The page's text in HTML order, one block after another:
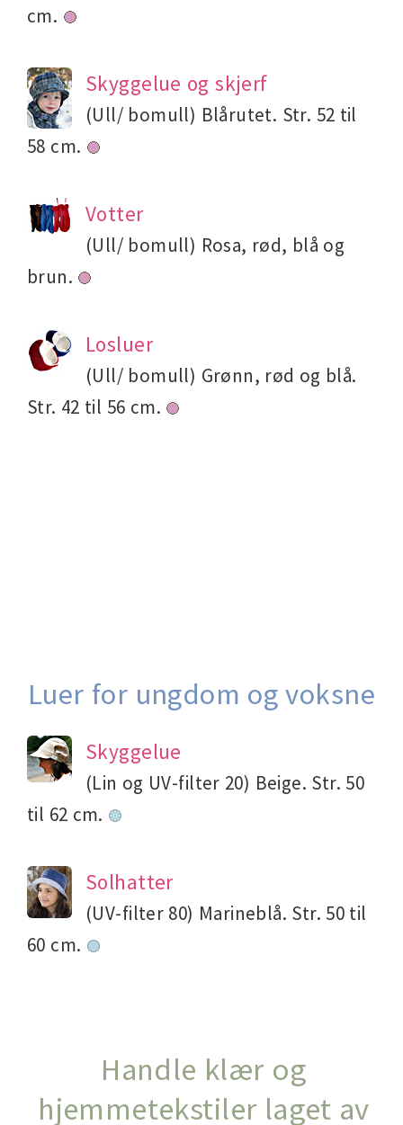
cm.
Skyggelue og skjerf
(Ull/ bomull) Blårutet. Str. 52 til
58 cm.
Votter
(Ull/ bomull) Rosa, rød, blå og
brun.
Losluer
(Ull/ bomull) Grønn, rød og blå.
Str. 42 til 56 cm.
Luer for ungdom og voksne
Skyggelue
(Lin og UV-filter 20) Beige. Str. 50
til 62 cm.
Solhatter
(UV-filter 80) Marineblå. Str. 50 til
60 cm.
Handle klær og
hjemmetekstiler laget av